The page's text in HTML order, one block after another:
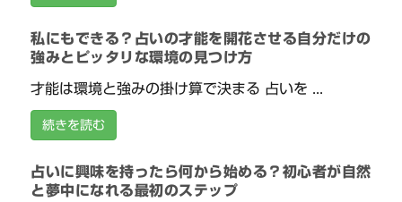
私にもできる？占いの才能を開花させる自分だけの
強みとピッタリな環境の見つけ方
才能は環境と強みの掛け算で決まる 占いを ...
続きを読む
占いに興味を持ったら何から始める？初心者が自然
と夢中になれる最初のステップ